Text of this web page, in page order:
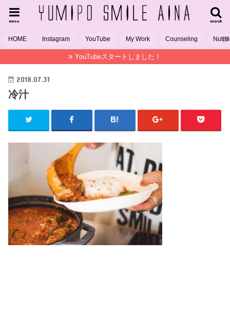
search
menu
HOME Instagram YouTube My Work Counseling
YouTubeスタートしました！
2018.07.31
冷汁